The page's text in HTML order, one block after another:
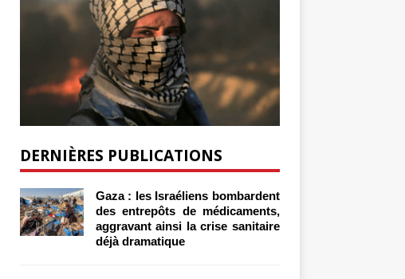
DERNIÈRES PUBLICATIONS
Gaza : les Israéliens bombardent
des entrepôts de médicaments,
aggravant ainsi la crise sanitaire
déjà dramatique